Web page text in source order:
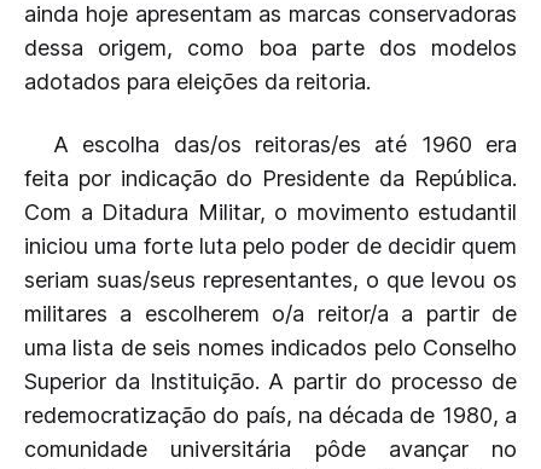
ainda hoje apresentam as marcas conservadoras
dessa origem, como boa parte dos modelos
adotados para eleições da reitoria.
A escolha das/os reitoras/es até 1960 era
feita por indicação do Presidente da República.
Com a Ditadura Militar, o movimento estudantil
iniciou uma forte luta pelo poder de decidir quem
seriam suas/seus representantes, o que levou os
militares a escolherem o/a reitor/a a partir de
uma lista de seis nomes indicados pelo Conselho
Superior da Instituição. A partir do processo de
redemocratização do país, na década de 1980, a
comunidade universitária pôde avançar no